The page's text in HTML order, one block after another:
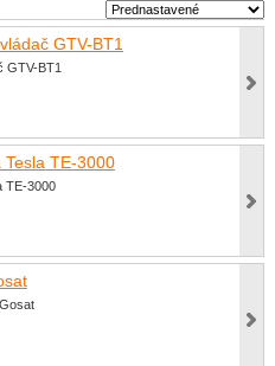
GTV-BT1
GTV-BT1
TE-3000
TE-3000